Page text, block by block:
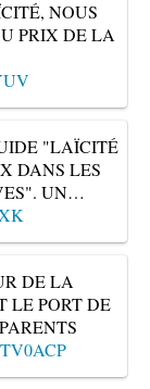
NOUS
PRIX DE LA
"LAÏCITÉ
DANS LES
UN…
DE LA
LE PORT DE